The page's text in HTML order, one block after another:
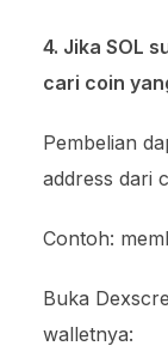
4. Jika SOL
cari coin
Pembelian
address dari
Contoh:
Buka
walletnya: